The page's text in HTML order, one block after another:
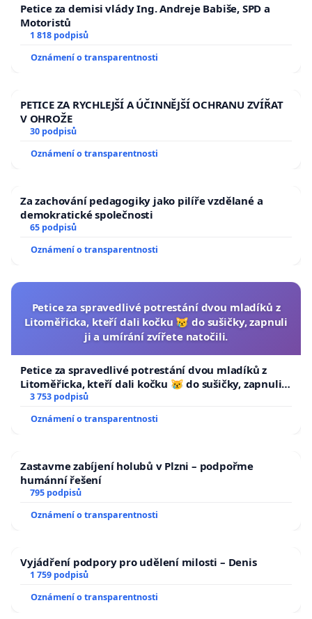
Petice za demisi vlády Ing. Andreje Babiše, SPD a
Motoristů
1 818 podpisů
Oznámení o transparentnosti
PETICE ZA RYCHLEJŠÍ A ÚČINNĚJŠÍ OCHRANU ZVÍŘAT
V OHROŽE
30 podpisů
Oznámení o transparentnosti
Za zachování pedagogiky jako pilíře vzdělané a
demokratické společnosti
65 podpisů
Oznámení o transparentnosti
Petice za spravedlivé potrestání dvou mladíků z
Litoměřicka, kteří dali kočku 😿 do sušičky, zapnuli
ji a umírání zvířete natočili.
Petice za spravedlivé potrestání dvou mladíků z
Litoměřicka, kteří dali kočku 😿 do sušičky, zapnuli ji
a umírání zvířete natočili.
3 753 podpisů
Oznámení o transparentnosti
Zastavme zabíjení holubů v Plzni – podpořme
humánní řešení
795 podpisů
Oznámení o transparentnosti
Vyjádření podpory pro udělení milosti – Denis
1 759 podpisů
Oznámení o transparentnosti